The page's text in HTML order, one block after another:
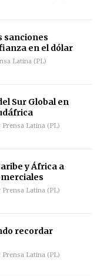
sanciones
en el dólar
Latina (PL)
Sur Global en
Prensa Latina (PL)
y África a
Prensa Latina (PL)
recordar
Prensa Latina (PL)